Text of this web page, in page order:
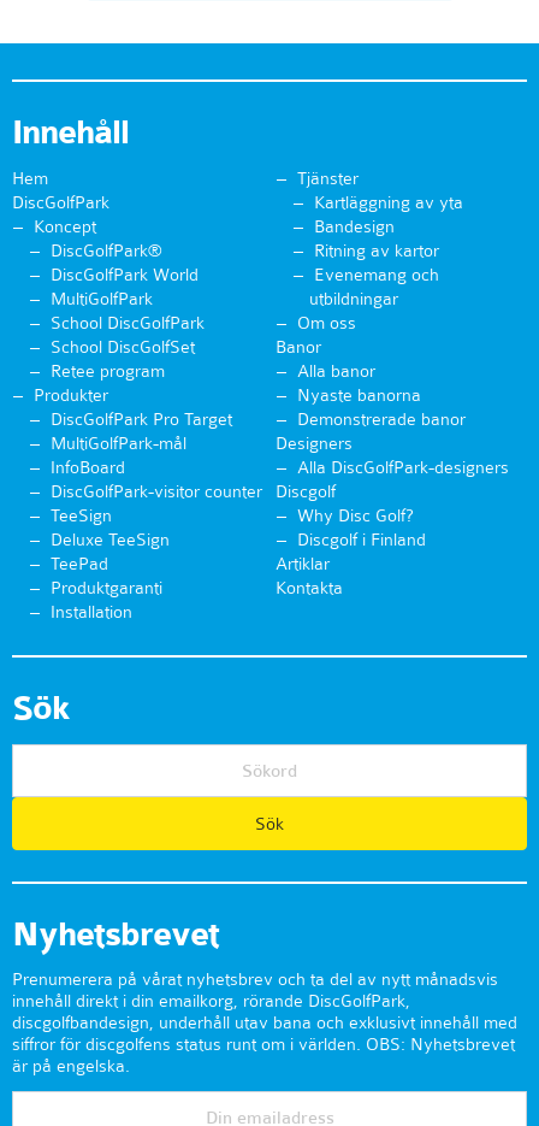
Innehåll
Hem
DiscGolfPark
Koncept
DiscGolfPark®
DiscGolfPark World
MultiGolfPark
School DiscGolfPark
School DiscGolfSet
Retee program
Produkter
DiscGolfPark Pro Target
MultiGolfPark-mål
InfoBoard
DiscGolfPark-visitor counter
TeeSign
Deluxe TeeSign
TeePad
Produktgaranti
Installation
Tjänster
Kartläggning av yta
Bandesign
Ritning av kartor
Evenemang och
utbildningar
Om oss
Banor
Alla banor
Nyaste banorna
Demonstrerade banor
Designers
Alla DiscGolfPark-designers
Discgolf
Why Disc Golf?
Discgolf i Finland
Artiklar
Kontakta
Sök
Nyhetsbrevet
Prenumerera på vårat nyhetsbrev och ta del av nytt månadsvis
innehåll direkt i din emailkorg, rörande DiscGolfPark,
discgolfbandesign, underhåll utav bana och exklusivt innehåll med
siffror för discgolfens status runt om i världen. OBS: Nyhetsbrevet
är på engelska.